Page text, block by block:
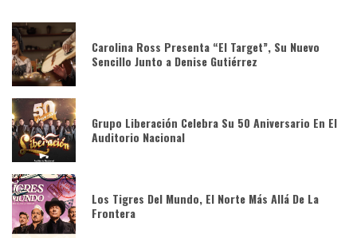
Carolina Ross Presenta “El Target”, Su Nuevo
Sencillo Junto a Denise Gutiérrez
Grupo Liberación Celebra Su 50 Aniversario En El
Auditorio Nacional
Los Tigres Del Mundo, El Norte Más Allá De La
Frontera